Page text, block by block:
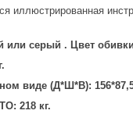
иллюстрированная
или серый . Цвет
виде (Д*Ш*В):
218 кг.